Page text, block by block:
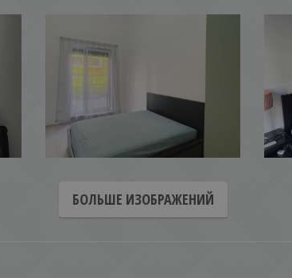
БОЛЬШЕ ИЗОБРАЖЕНИЙ